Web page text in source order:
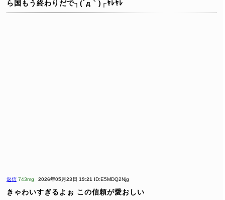
ら国もう終わりだで┐(´д｀)┌ﾔﾚﾔﾚ
返信 743mg 2026年05月23日 19:21 ID:E5MDQ2Njg
きゃわいすぎるよぉ この信頼が愛おしい